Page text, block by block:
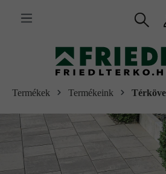
tartalomra
Termékek Termékeink